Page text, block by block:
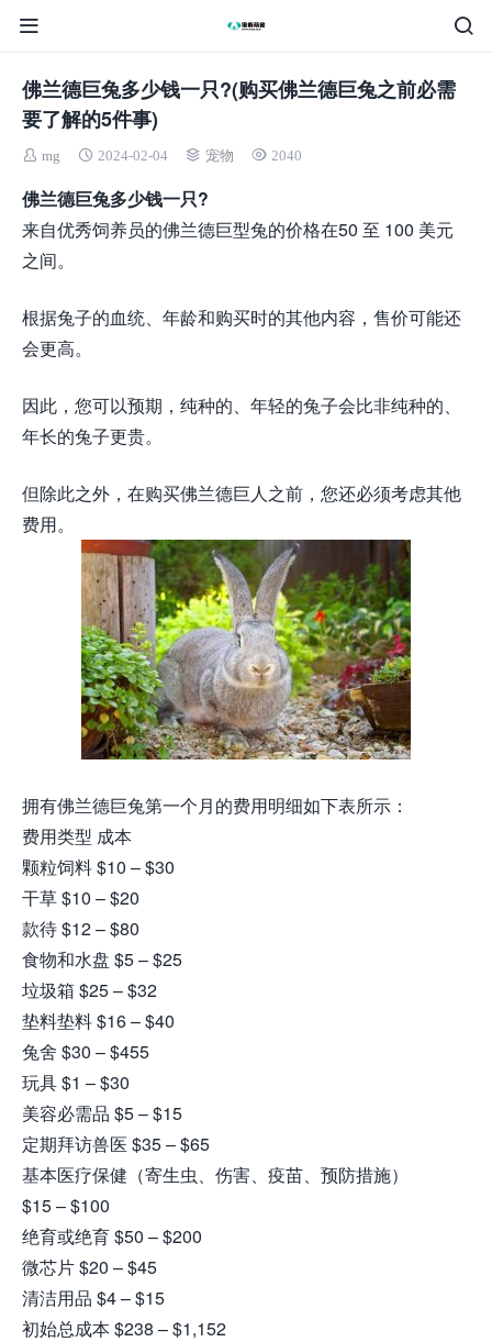
佛兰德巨兔多少钱一只?(购买佛兰德巨兔之前必需
要了解的5件事)
mg 2024-02-04 宠物 2040
佛兰德巨兔多少钱一只?
来自优秀饲养员的佛兰德巨型兔的价格在50 至 100 美元
之间。
根据兔子的血统、年龄和购买时的其他内容，售价可能还
会更高。
因此，您可以预期，纯种的、年轻的兔子会比非纯种的、
年长的兔子更贵。
但除此之外，在购买佛兰德巨人之前，您还必须考虑其他
费用。
拥有佛兰德巨兔第一个月的费用明细如下表所示：
费用类型 成本
颗粒饲料 $10 – $30
干草 $10 – $20
款待 $12 – $80
食物和水盘 $5 – $25
垃圾箱 $25 – $32
垫料垫料 $16 – $40
兔舍 $30 – $455
玩具 $1 – $30
美容必需品 $5 – $15
定期拜访兽医 $35 – $65
基本医疗保健（寄生虫、伤害、疫苗、预防措施）
$15 – $100
绝育或绝育 $50 – $200
微芯片 $20 – $45
清洁用品 $4 – $15
初始总成本 $238 – $1,152